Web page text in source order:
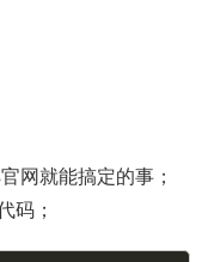
网就能搞定的事；
码；